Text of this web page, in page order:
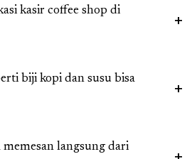
kasir coffee shop di
biji kopi dan susu bisa
langsung dari